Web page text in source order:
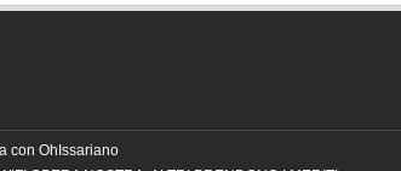
con OhIssariano